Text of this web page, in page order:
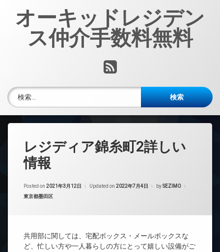
オーキッドレジデン
ス仲介手数料無料
RSS
検索:
レジディア錦糸町2詳しい
情報
Posted on 2021年3月12日 Updated on 2022年7月4日 bySEZIMO
カテゴリー:
東京都墨田区
共用部に関しては、宅配ボックス・メールボックスな
ど、忙しい方や一人暮らしの方にとって嬉しい設備がご